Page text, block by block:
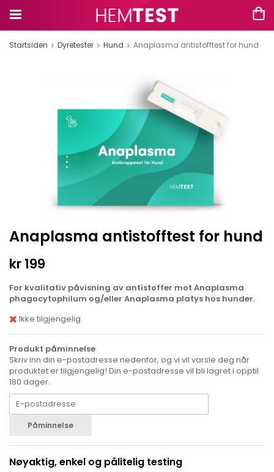
Startsiden Dyretester Hund Anaplasma antistofftest for hund
Anaplasma antistofftest for hund
kr 199
For kvalitativ påvisning av antistoffer mot Anaplasma
phagocytophilum og/eller Anaplasma platys hos hunder.
Ikke tilgjengelig
Produkt påminnelse
Skriv inn din e-postadresse nedenfor, og vi vil varsle deg når
produktet er tilgjengelig! Din e-postadresse vil bli lagret i opptil
180 dager.
Påminnelse
Nøyaktig, enkel og pålitelig testing